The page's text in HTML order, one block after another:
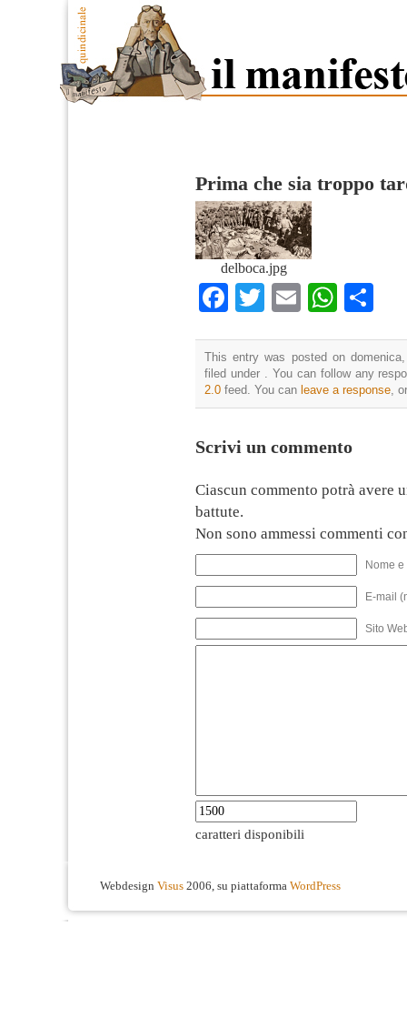
Prima che sia troppo
delboca.jpg
Facebook
TwitterEmail
This entry was posted on
filed under . You can follow any
2.0 feed. You can leave a response,
Scrivi un commento
Ciascun commento potrà avere
battute.
Non sono ammessi commenti
Nome
E-mail
Sito
caratteri disponibili
Webdesign Visus 2006, su piattaforma WordPress